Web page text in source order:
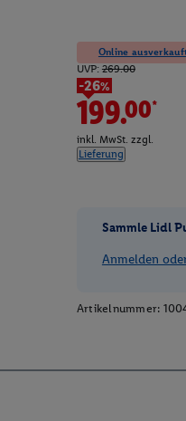
Online
UVP: 269.00
-26%
199.00*
inkl. MwSt. zzgl.
Lieferung
Sammle Lidl
Anmelden
Artikelnummer: